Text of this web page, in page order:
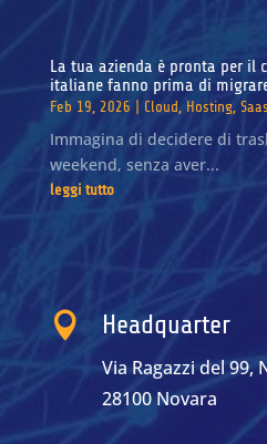
La tua azienda è pronta per il
italiane fanno prima di
Feb 19, 2026 Cloud Hosting Saas
Immagina di decidere di
weekend, senza aver...
leggi tutto
 Headquarter
Via Ragazzi del 99,
28100 Novara